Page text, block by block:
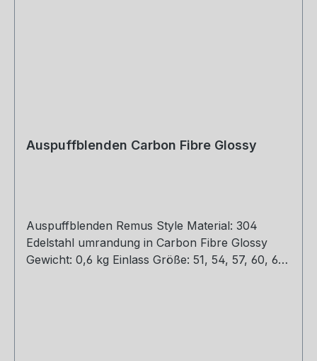
Auspuffblenden Carbon Fibre Glossy
Auspuffblenden Remus Style Material: 304
Edelstahl umrandung in Carbon Fibre Glossy
Gewicht: 0,6 kg Einlass Größe: 51, 54, 57, 60, 63,